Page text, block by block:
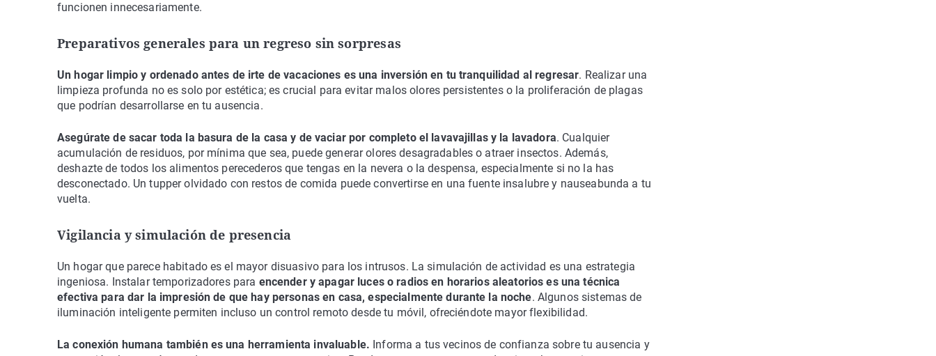
funcionen innecesariamente.
Preparativos generales para un regreso sin sorpresas
Un hogar limpio y ordenado antes de irte de vacaciones es una inversión en tu tranquilidad al regresar. Realizar una
limpieza profunda no es solo por estética; es crucial para evitar malos olores persistentes o la proliferación de plagas
que podrían desarrollarse en tu ausencia.
Asegúrate de sacar toda la basura de la casa y de vaciar por completo el lavavajillas y la lavadora. Cualquier
acumulación de residuos, por mínima que sea, puede generar olores desagradables o atraer insectos. Además,
deshazte de todos los alimentos perecederos que tengas en la nevera o la despensa, especialmente si no la has
desconectado. Un tupper olvidado con restos de comida puede convertirse en una fuente insalubre y nauseabunda a tu
vuelta.
Vigilancia y simulación de presencia
Un hogar que parece habitado es el mayor disuasivo para los intrusos. La simulación de actividad es una estrategia
ingeniosa. Instalar temporizadores para encender y apagar luces o radios en horarios aleatorios es una técnica
efectiva para dar la impresión de que hay personas en casa, especialmente durante la noche. Algunos sistemas de
iluminación inteligente permiten incluso un control remoto desde tu móvil, ofreciéndote mayor flexibilidad.
La conexión humana también es una herramienta invaluable. Informa a tus vecinos de confianza sobre tu ausencia y